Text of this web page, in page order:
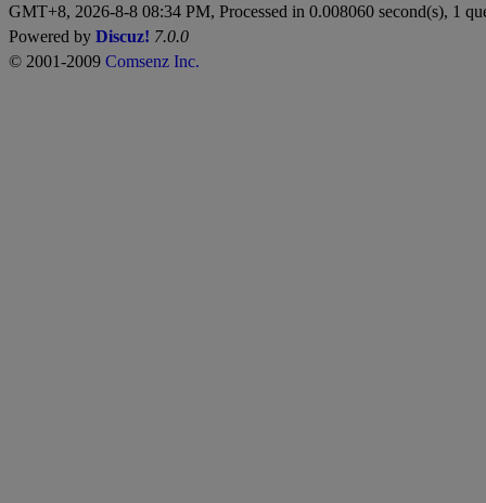
GMT+8, 2026-8-8 08:34 PM, Processed in 0.008060 second(s), 1
Powered by Discuz! 7.0.0
© 2001-2009 Comsenz Inc.